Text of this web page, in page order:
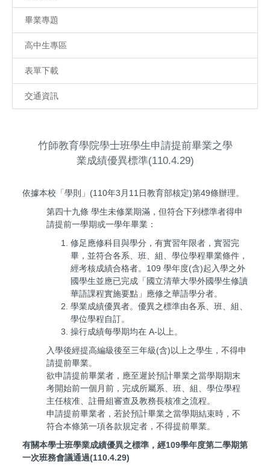
畢業專題
高中生專區
表單下載
交通資訊
竹師教育學院學士班學生申請提前畢業之學
業成績優異標準(110.4.29)
依據本校「學則」(110年3月11日教育部核定)第49條辦理。
第四十九條 學生未修業期滿，但符合下列標準者得申
請提前一學期或一學年畢業：
修足應修科目與學分，有實習年限者，實習完
畢，並符合各系、班、組、學位學程畢業條件，
經考核成績合格者。109 學年度(含)起入學之外
國學生並應已完成「國立清華大學外國學生修讀
華語課程實施要點」應修之華語學分者。
學業成績優異者。優異之標準由各系、班、組、
學位學程自訂。
操行成績每學期均在 A-以上。
入學後經提高編級後至三年級(含)以上之學生，不得申
請提前畢業。
欲申請提前畢業者，應至遲於預計畢業之當學期期末
考開始前一個月前，完成所屬系、班、組、學位學程
主任核准、註冊組審查及教務長核准之流程。
申請提前畢業者，若於預計畢業之當學期結束時，不
符合本條第一項各款規定者，不得提前畢業。
有關本學士班學業成績優異之標準，經109學年度第二學期第
一次班務會議通過(110.4.29)